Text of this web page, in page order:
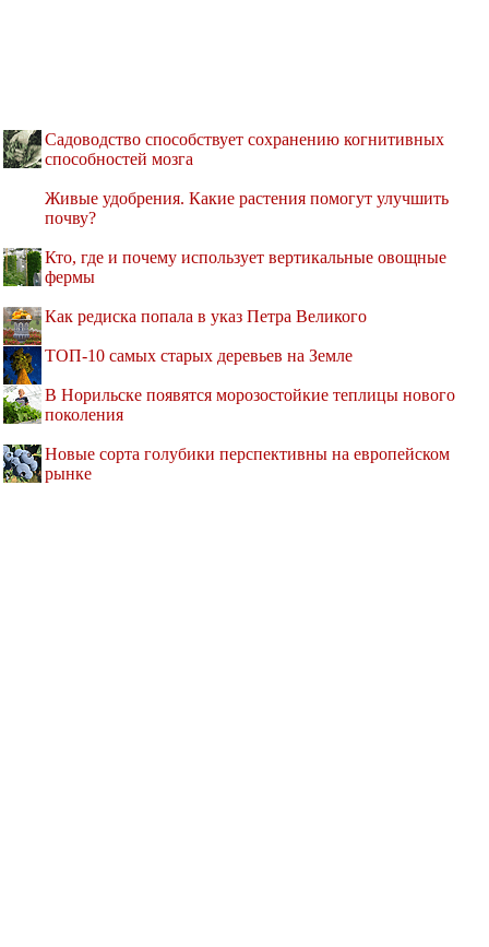
Садоводство способствует сохранению когнитивных
способностей мозга
Живые удобрения. Какие растения помогут улучшить
почву?
Кто, где и почему использует вертикальные овощные
фермы
Как редиска попала в указ Петра Великого
ТОП-10 самых старых деревьев на Земле
В Норильске появятся морозостойкие теплицы нового
поколения
Новые сорта голубики перспективны на европейском
рынке